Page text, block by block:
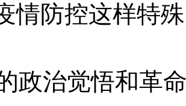
情防控这样特
政治觉悟和革